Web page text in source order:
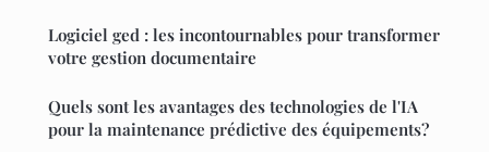
Logiciel ged : les incontournables pour transformer
votre gestion documentaire
Quels sont les avantages des technologies de l'IA
pour la maintenance prédictive des équipements?